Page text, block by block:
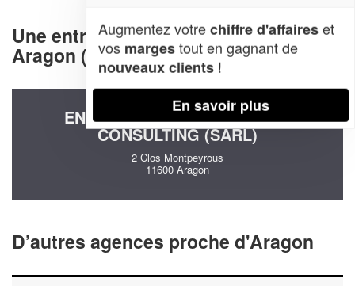
Une entreprise decommunication à
Aragon (11600)
ENTREPRISE SEBASTIEN EDY
CONSULTING (SARL)
2 Clos Montpeyrous
11600 Aragon
D’autres agences proche d'Aragon
Augmentez votrechiffre d'affaireset
vos margestout en gagnant de
nouveaux clients !
En savoir plus